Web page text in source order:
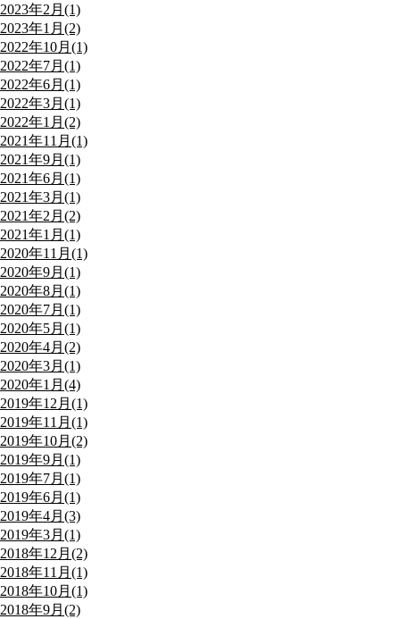
2023年2月(1)
2023年1月(2)
2022年10月(1)
2022年7月(1)
2022年6月(1)
2022年3月(1)
2022年1月(2)
2021年11月(1)
2021年9月(1)
2021年6月(1)
2021年3月(1)
2021年2月(2)
2021年1月(1)
2020年11月(1)
2020年9月(1)
2020年8月(1)
2020年7月(1)
2020年5月(1)
2020年4月(2)
2020年3月(1)
2020年1月(4)
2019年12月(1)
2019年11月(1)
2019年10月(2)
2019年9月(1)
2019年7月(1)
2019年6月(1)
2019年4月(3)
2019年3月(1)
2018年12月(2)
2018年11月(1)
2018年10月(1)
2018年9月(2)